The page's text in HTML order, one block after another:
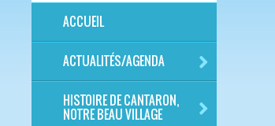
ACCUEIL
ACTUALITÉS/AGENDA
HISTOIRE DE CANTARON,
NOTRE BEAU VILLAGE